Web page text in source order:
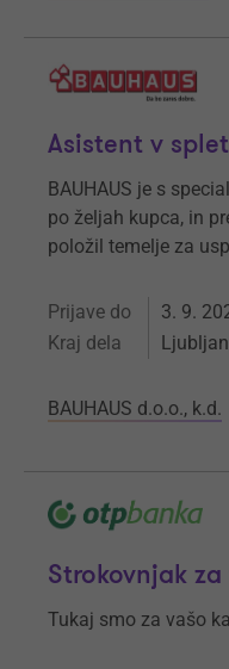
Asistent v
BAUHAUS je s
po željah kupca, in
položil temelje za
Prijave do 3. 9.
Kraj dela
BAUHAUS d.o.o., k.d.
Strokovnjak
Tukaj smo za vašo